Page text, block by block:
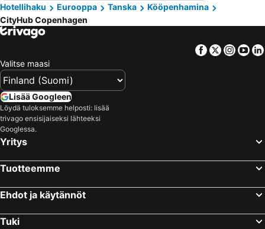
Hotellihaku
Eurooppa Tanska
Kööpenhamina
CityHub Copenhagen
Facebook
Twitter
Valitse maasi
Lisää Googleen
Löydä tuloksemme helposti: lisää
trivago ensisijaiseksi lähteeksi
Googlessa.
Yritys
Tuotteemme
Ehdot ja käytännöt
Tuki